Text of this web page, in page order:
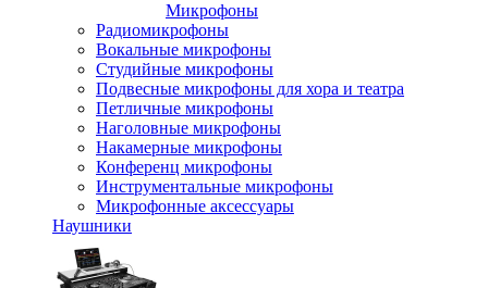
Микрофоны
Радиомикрофоны
Вокальные микрофоны
Студийные микрофоны
Подвесные микрофоны для хора и театра
Петличные микрофоны
Наголовные микрофоны
Накамерные микрофоны
Конференц микрофоны
Инструментальные микрофоны
Микрофонные аксессуары
Наушники